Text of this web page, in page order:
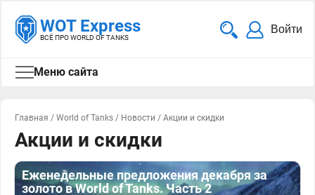
WOT Express
ВСЁ ПРО WORLD OF TANKS
Войти
Меню сайта
Главная / World of Tanks / Новости / Акции и скидки
Акции и скидки
Еженедельные предложения декабря за
золото в World of Tanks. Часть 2